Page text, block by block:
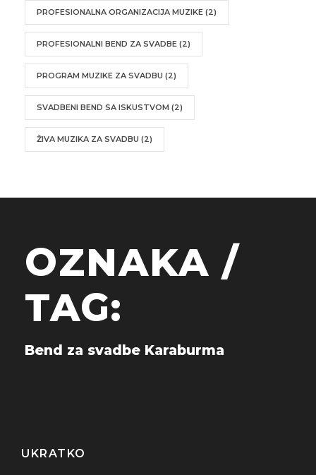
PROFESIONALNA ORGANIZACIJA MUZIKE (2)
PROFESIONALNI BEND ZA SVADBE (2)
PROGRAM MUZIKE ZA SVADBU (2)
SVADBENI BEND SA ISKUSTVOM (2)
ŽIVA MUZIKA ZA SVADBU (2)
OZNAKA /
TAG:
Bend za svadbe Karaburma
UKRATKO